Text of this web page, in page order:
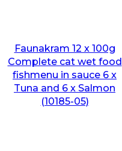
Faunakram 12 x 100g
Complete cat wet food
fishmenu in sauce 6 x
Tuna and 6 x Salmon
(10185-05)